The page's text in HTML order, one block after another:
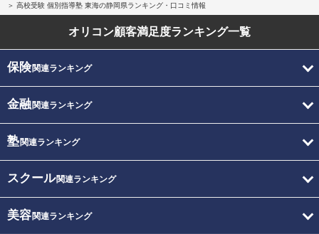
高校受験 個別指導塾 東海の静岡県ランキング・口コミ情報
オリコン顧客満足度ランキング一覧
保険関連ランキング
金融関連ランキング
塾関連ランキング
スクール関連ランキング
美容関連ランキング